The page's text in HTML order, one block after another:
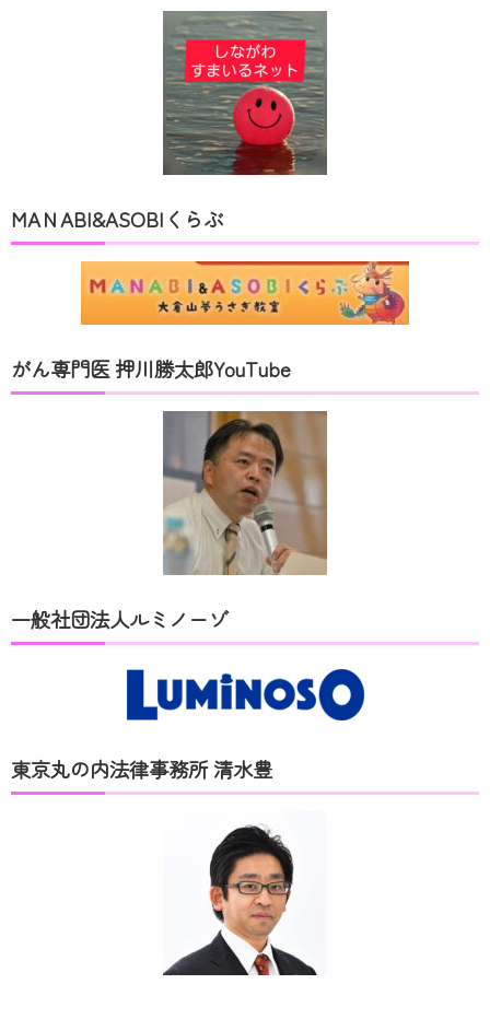
MAＮABI&ASOBIくらぶ
がん専門医 押川勝太郎YouTube
一般社団法人ルミノーゾ
東京丸の内法律事務所 清水豊